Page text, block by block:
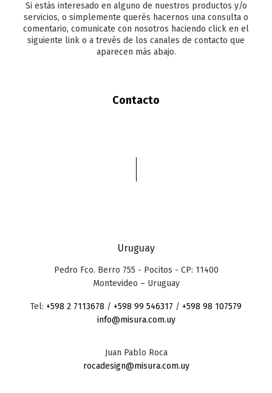
Si estás interesado en alguno de nuestros productos y/o
servicios, o simplemente querés hacernos una consulta o
comentario, comunicate con nosotros haciendo click en el
siguiente link o a trevés de los canales de contacto que
aparecen más abajo.
Contacto
Uruguay
Pedro Fco. Berro 755 - Pocitos - CP: 11400
Montevideo – Uruguay
Tel: +598 2 7113678 / +598 99 546317 / +598 98 107579
info@misura.com.uy
Juan Pablo Roca
rocadesign@misura.com.uy